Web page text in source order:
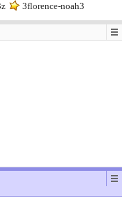
3florence-noah3